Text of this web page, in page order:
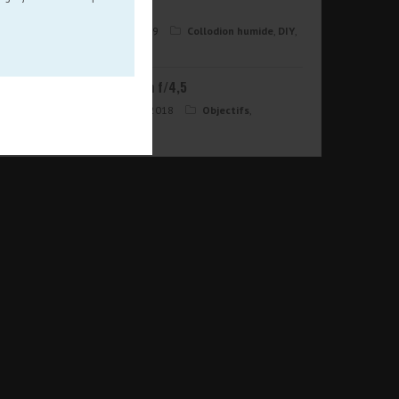
collodion
12 août 2019 Collodion humide DIY
Boyer 210mm f/4,5
21 octobre 2018 Objectifs